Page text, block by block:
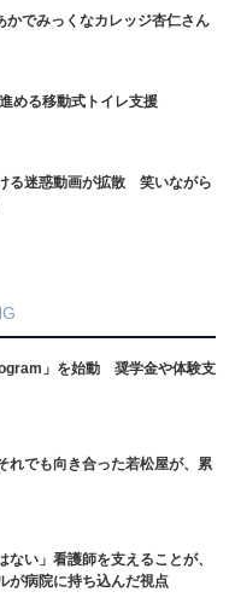
める移動式トイレ支援
る迷惑動画が拡散 笑いながら
」を始動 奨学金や体験支
れでも向き合った若松屋が、累
ない」看護師を支えることが、
が病院に持ち込んだ視点